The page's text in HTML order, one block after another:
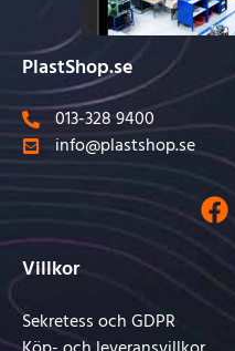
PlastShop.se
013-328 9400
info@plastshop.se
Villkor
Sekretess och GDPR